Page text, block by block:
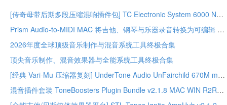
[传奇母带后期多段压缩混响插件包] TC Electronic System 6000 Native Series Bundle 02.2026-GUISEPPE [MacOSX]（203MB）
Prism Audio-to-MIDI MAC 将吉他、钢琴与乐器录音转换为可编辑 MIDI
2026年度全球顶级音乐制作与混音系统工具终极合集
顶尖音乐制作、混音效果器与全能系统工具终极合集
[经典 Vari-Mu 压缩器复刻] UnderTone Audio UnFairchild 670M mkII v1.0.8 WiN/MAC – BUBBiX
混音插件套装 ToneBoosters Plugin Bundle v2.1.8 MAC WIN R2R版本